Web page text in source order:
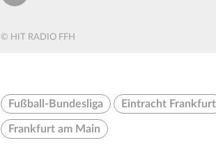
© HIT RADIO FFH
Fußball-Bundesliga Eintracht Frankfurt
Frankfurt am Main